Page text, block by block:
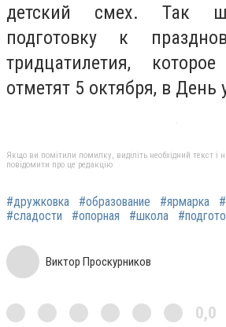
детский смех. Так
подготовку к
тридцатилетия,
отметят 5 октября, в День
Якщо ви помітили помилку, виділіть необхідний текст і
повідомити про це редакцію
#дружковка #образование #ярмарка
#сладости
#опорная #школа
Виктор Проскурников
0,0